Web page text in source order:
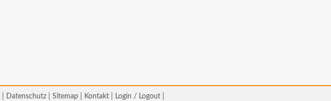
Datenschutz Sitemap Kontakt Login / Logout